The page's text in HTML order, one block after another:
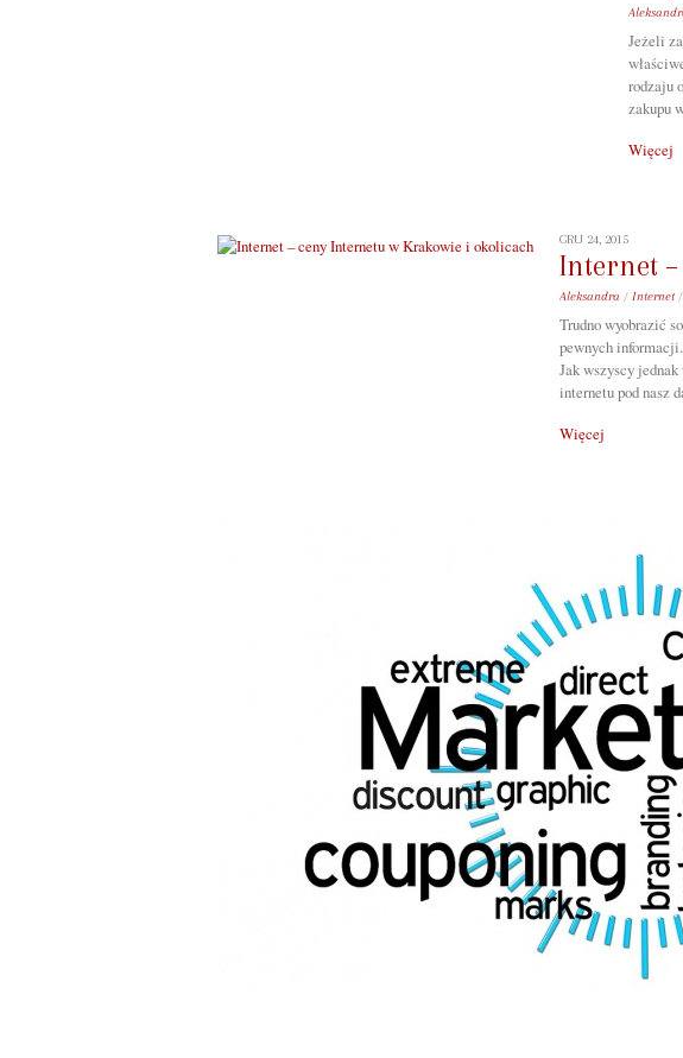
Jeżeli
rodzaju
zakupu
Więcej
GRU 24, 2015
Internet
Aleksandra / Internet /
Trudno wyobrazić
pewnych
Jak wszyscy
internetu pod nasz
Więcej